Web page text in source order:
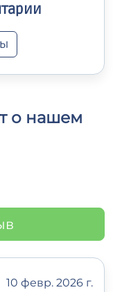
о нашем
10 февр. 2026 г.